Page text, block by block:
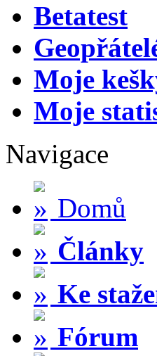
Betatest
Moje
Moje
Navigace
Domů
Články
Ke
Fórum